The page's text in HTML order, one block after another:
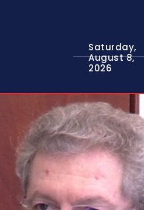
Saturday,
August 8,
2026